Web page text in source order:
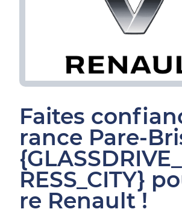
Faites
rance Pare-
RESS_CITY}
re Renault !